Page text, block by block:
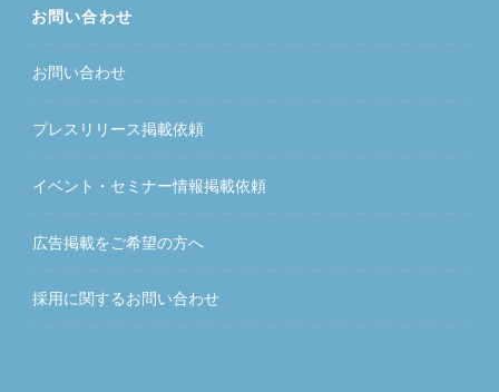
お問い合わせ
お問い合わせ
プレスリリース掲載依頼
イベント・セミナー情報掲載依頼
広告掲載をご希望の方へ
採用に関するお問い合わせ